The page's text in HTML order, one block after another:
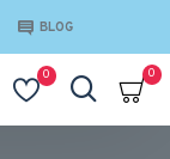
BLOG
0 0